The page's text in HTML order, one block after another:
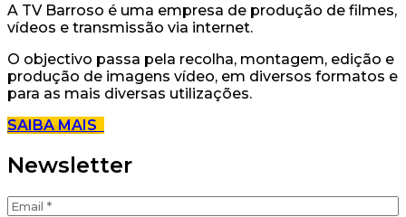
A TV Barroso é uma empresa de produção de filmes,
vídeos e transmissão via internet.
O objectivo passa pela recolha, montagem, edição e
produção de imagens vídeo, em diversos formatos e
para as mais diversas utilizações.
SAIBA MAIS
Newsletter